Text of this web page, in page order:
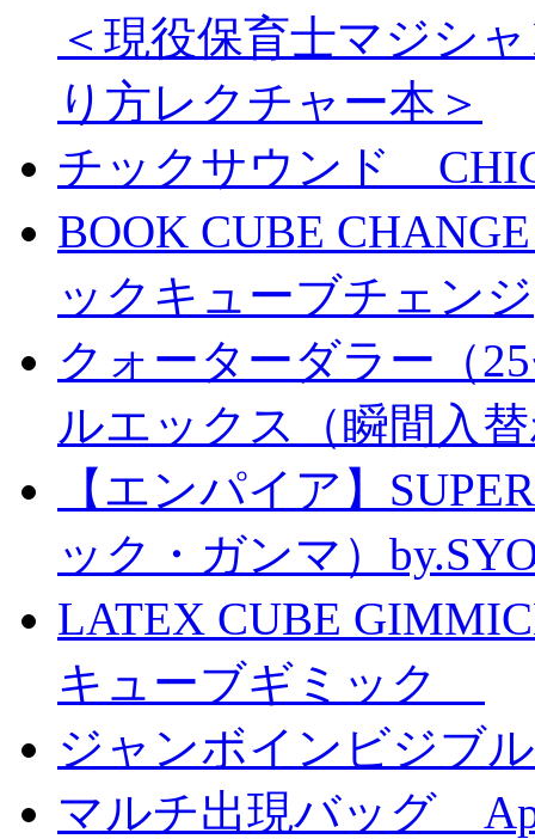
＜現役保育士マジシ
り方レクチャー本＞
チックサウンド
BOOK CUBE
ックキューブチェンジ
クォーターダラー（
ルエックス（瞬間入
【エンパイア】
ック・ガンマ）
LATEX CUBE
キューブギミック
ジャンボインビジブ
マルチ出現バッグ